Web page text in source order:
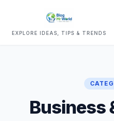
EXPLORE IDEAS, TIPS & TRENDS
Business